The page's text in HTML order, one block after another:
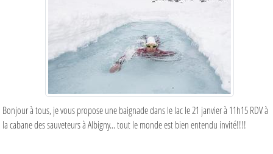
Bonjour à tous, je vous propose une baignade dans le lac le 21 janvier à 11h15 RDV à
la cabane des sauveteurs à Albigny... tout le monde est bien entendu invité!!!!